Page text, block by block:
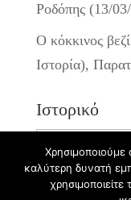
Ροδόπης (13/
Ο κόκκινος
Ιστορία),
Ιστορικό
καλύτερη δυνατή